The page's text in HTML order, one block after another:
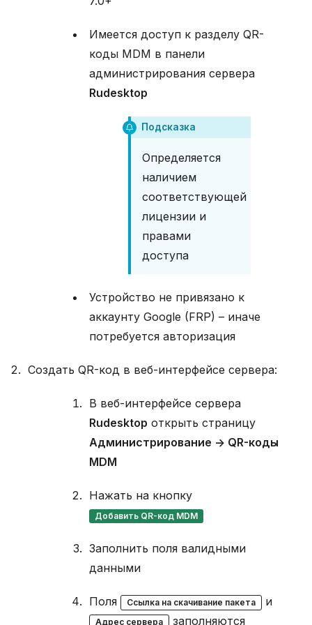
Имеется доступ к разделу QR-
коды MDM в панели
администрирования сервера
Rudesktop
Подсказка
Определяется
наличием
соответствующей
лицензии и
правами
доступа
Устройство не привязано к
аккаунту Google (FRP) – иначе
потребуется авторизация
Создать QR-код в веб-интерфейсе сервера:
В веб-интерфейсе сервера
Rudesktop открыть страницу
Администрирование -> QR-коды
MDM
Нажать на кнопку
Добавить QR-код MDM
Заполнить поля валидными
данными
Поля Ссылка на скачивание пакета и
Адрес сервера заполняются